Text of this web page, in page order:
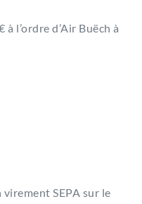
l’ordre d’Air Buëch à
SEPA sur le